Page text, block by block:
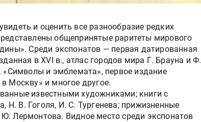
и оценить все разнообразие редких
общепринятые раритеты мирового
Среди экспонатов — первая датированная
в XVI в., атлас городов мира Г. Брауна и Ф.
«Символы и эмблемата», первое издание
Москву» и многое другое.
известными художниками; книги с
В. Гоголя, И. С. Тургенева; прижизненные
Лермонтова. Видное место среди экспонатов